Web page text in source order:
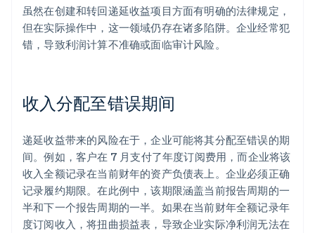
虽然在创建和转回递延收益项目方面有明确的法律规定，
但在实际操作中，这一领域仍存在诸多陷阱。企业经常犯
错，导致利润计算不准确或面临审计风险。
收入分配至错误期间
递延收益带来的风险在于，企业可能将其分配至错误的期
间。例如，客户在 7 月支付了年度订阅费用，而企业将该
收入全额记录在当前财年的资产负债表上。企业必须正确
记录履约期限。在此例中，该期限涵盖当前报告周期的一
半和下一个报告周期的一半。如果在当前财年全额记录年
度订阅收入，将扭曲损益表，导致企业实际净利润无法在